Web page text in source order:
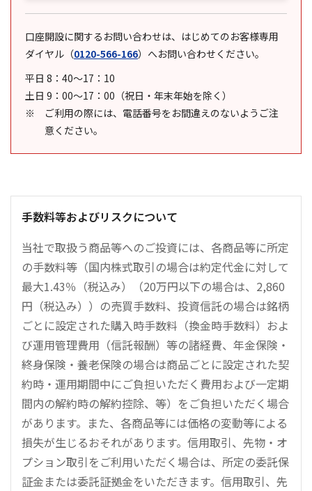
口座開設に関するお問い合わせは、はじめてのお客様専用
ダイヤル （0120-566-166） へお問い合わせください。
平日 8：40～17：10
土日 9：00～17：00（祝日・年末年始を除く）
ご利用の際には、電話番号をお間違えのないようご注
意ください。
手数料等およびリスクについて
当社で取扱う商品等へのご投資には、各商品等に所定
の手数料等（国内株式取引の場合は約定代金に対して
最大1.43％（税込み）（20万円以下の場合は、2,860
円（税込み））の売買手数料、投資信託の場合は銘柄
ごとに設定された購入時手数料（換金時手数料）およ
び運用管理費用（信託報酬）等の諸経費、年金保険・
終身保険・養老保険の場合は商品ごとに設定された契
約時・運用期間中にご負担いただく費用および一定期
間内の解約時の解約控除、等）をご負担いただく場合
があります。また、各商品等には価格の変動等による
損失が生じるおそれがあります。信用取引、先物・オ
プション取引をご利用いただく場合は、所定の委託保
証金または委託証拠金をいただきます。信用取引、先